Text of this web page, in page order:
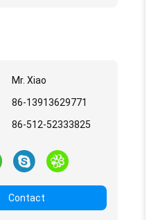
Mr. Xiao
86-13913629771
86-512-52333825
Contact